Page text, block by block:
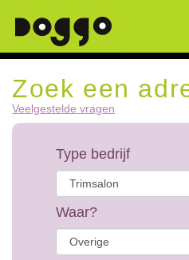
Zoek een
Veelgestelde vragen
Type bedrijf
Waar?